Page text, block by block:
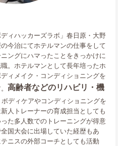
ィハッカーズラボ」春日原・大野
今治にてホテルマンの仕事をして
ングにハマったことをきっかけに
。ホテルマンとして長年培ったホ
ィメイク・コンディショニングを
高齢者などのリハビリ・機
ボディケアやコンディショニングを
人トレーナーの育成担当としても
た多人数でのトレーニングが得意
国大会に出場していた経歴もあ
ニスの外部コーチとしても活動